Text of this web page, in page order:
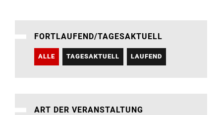
FORTLAUFEND/TAGESAKTUELL
ALLE TAGESAKTUELL LAUFEND
ART DER VERANSTALTUNG